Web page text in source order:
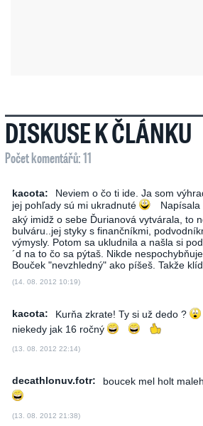
DISKUSE K ČLÁNKU
Počet komentářů: 11
kacota:
Neviem o čo ti ide. Ja som
jej pohľady sú mi ukradnuté
Napísala
aký imidž o sebe Ďurianová vytvárala, to
bulváru..jej styky s finančníkmi,
výmysly. Potom sa ukludnila a našla si
´d na to čo sa pýtaš. Nikde
Bouček "nevzhledný" ako píšeš. Takže
(14. 08. 2012 10:19)
kacota: Kurňa zkrate! Ty si už dedo ?
niekedy jak 16 ročný
(13. 08. 2012 22:14)
decathlonuv.fotr: boucek mel holt
(13. 08. 2012 21:38)